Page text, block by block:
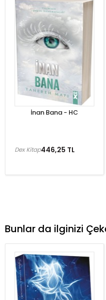
İnan Bana - HC
446,25 TL
Dex Kitap
Bunlar da ilginizi